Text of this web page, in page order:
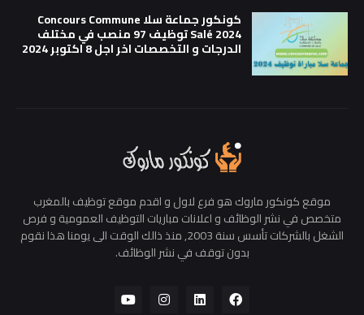
كونكور جماعة سلا Concours Commune
Salé 2024 توظيف 97 منصب في مختلف
الدرجات و التخصصات اخر اجل 8 اكتوبر 2024
موقع كونكور ماروك هو فرع لاول و اقدم موقع توظيف بالمغرب
متخصص في نشر الوظائف و اعلانات مباريات التوظيف العمومية و فرص
الشغل بالشركات تأسس سنة 2003, منذ ذالك الوقت الى يومنا هذا نقوم
بدون توقف في نشر الوظائف.